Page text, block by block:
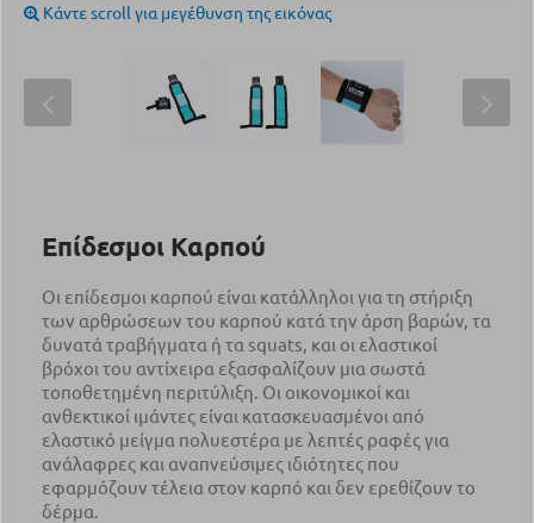
Κάντε scroll για μεγέθυνση της εικόνας
Επίδεσμοι Καρπού
Οι επίδεσμοι καρπού είναι κατάλληλοι για τη στήριξη
των αρθρώσεων του καρπού κατά την άρση βαρών, τα
δυνατά τραβήγματα ή τα squats, και οι ελαστικοί
βρόχοι του αντίχειρα εξασφαλίζουν μια σωστά
τοποθετημένη περιτύλιξη. Οι οικονομικοί και
ανθεκτικοί ιμάντες είναι κατασκευασμένοι από
ελαστικό μείγμα πολυεστέρα με λεπτές ραφές για
ανάλαφρες και αναπνεύσιμες ιδιότητες που
εφαρμόζουν τέλεια στον καρπό και δεν ερεθίζουν το
δέρμα.